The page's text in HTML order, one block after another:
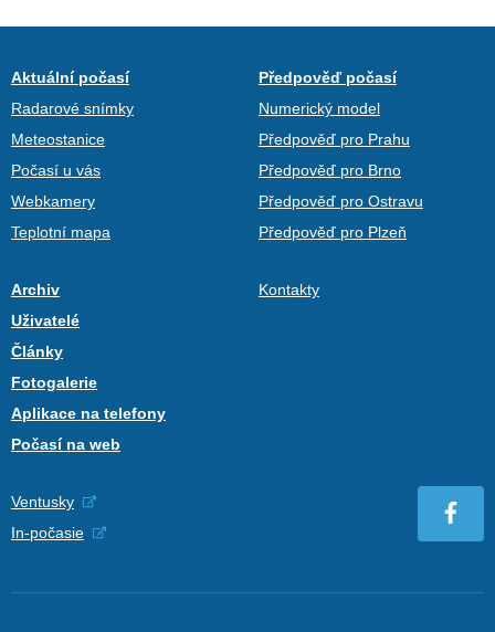
Aktuální počasí
Radarové snímky
Meteostanice
Počasí u vás
Webkamery
Teplotní mapa
Předpověď počasí
Numerický model
Předpověď pro Prahu
Předpověď pro Brno
Předpověď pro Ostravu
Předpověď pro Plzeň
Archiv
Uživatelé
Články
Fotogalerie
Aplikace na telefony
Počasí na web
Kontakty
Ventusky
In-počasie